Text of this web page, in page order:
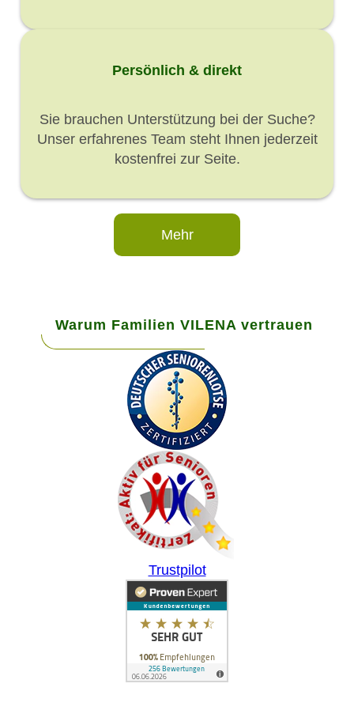
Persönlich & direkt
Sie brauchen Unterstützung bei der Suche?
Unser erfahrenes Team steht Ihnen jederzeit
kostenfrei zur Seite.
Mehr
Warum Familien VILENA vertrauen
Trustpilot